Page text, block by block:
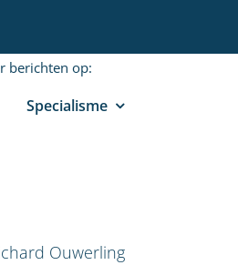
berichten op:
Specialisme
Ouwerling